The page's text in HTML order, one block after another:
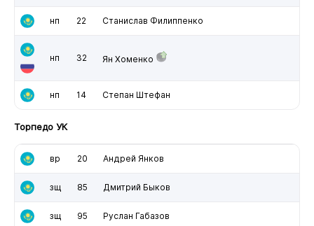
нп 22 Станислав Филиппенко
нп 32 Ян Хоменко
нп 14 Степан Штефан
Торпедо УК
вр 20 Андрей Янков
зщ 85 Дмитрий Быков
зщ 95 Руслан Габазов